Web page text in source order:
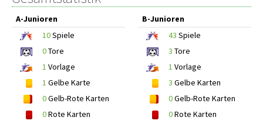
A-Junioren
10Spiele
0Tore
1 Vorlage
1 Gelbe Karte
0Gelb-Rote Karten
0Rote Karten
B-Junioren
43 Spiele
3 Tore
1 Vorlage
3 Gelbe Karten
0Gelb-Rote Karten
0Rote Karten